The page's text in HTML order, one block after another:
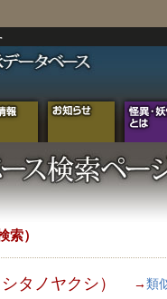
索）
タノヤクシ） → 類